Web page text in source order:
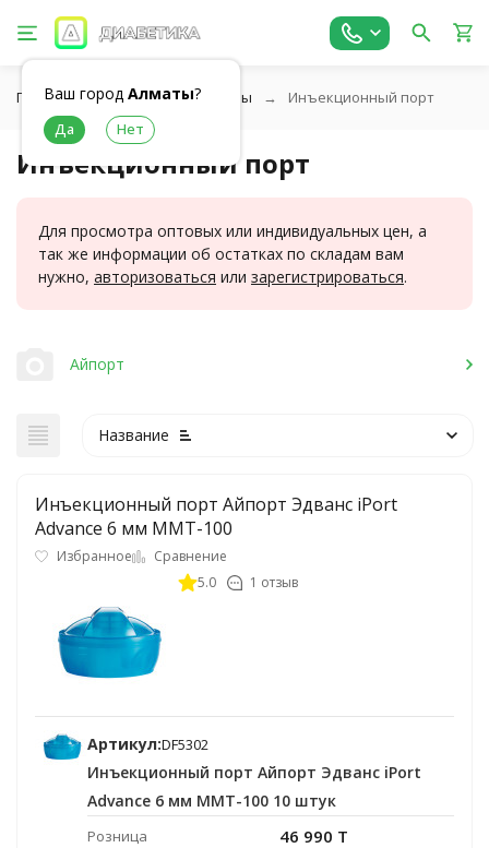
Ваш город Алматы?
Главная Шприц-ручки и иглы Инъекционный порт
Инъекционный порт
Для просмотра оптовых или индивидуальных цен, а
так же информации об остатках по складам вам
нужно, авторизоваться или зарегистрироваться.
Айпорт
Название
Инъекционный порт Айпорт Эдванс iPort
Advance 6 мм ММТ-100
Избранное
Сравнение
5.0
1 отзыв
Артикул:DF5302
Инъекционный порт Айпорт Эдванс iPort
Advance 6 мм ММТ-100 10 штук
Розница 46 990 T